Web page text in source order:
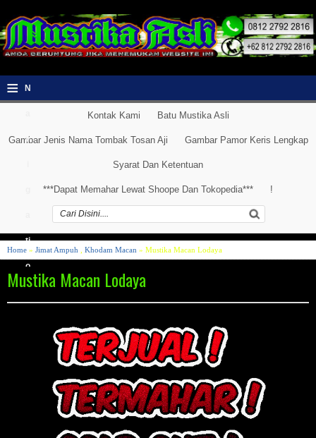
≡ N
v
ti
o
Kontak Kami Batu Mustika Asli
Gambar Jenis Nama Tombak Tosan Aji Gambar Pamor Keris Lengkap
Syarat Dan Ketentuan
***Dapat Memahar Lewat Shoope Dan Tokopedia*** !
Home » Jimat Ampuh Khodam Macan » Mustika Macan Lodaya
Mustika Macan Lodaya